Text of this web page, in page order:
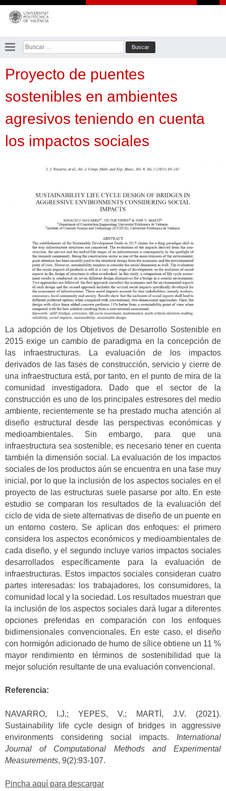
Saltar
contenido
Buscar:
Proyecto de puentes
sostenibles en ambientes
agresivos teniendo en cuenta
los impactos sociales
La adopción de los Objetivos de Desarrollo Sostenible en
2015 exige un cambio de paradigma en la concepción de
las infraestructuras. La evaluación de los impactos
derivados de las fases de construcción, servicio y cierre de
una infraestructura está, por tanto, en el punto de mira de la
comunidad investigadora. Dado que el sector de la
construcción es uno de los principales estresores del medio
ambiente, recientemente se ha prestado mucha atención al
diseño estructural desde las perspectivas económicas y
medioambientales. Sin embargo, para que una
infraestructura sea sostenible, es necesario tener en cuenta
también la dimensión social. La evaluación de los impactos
sociales de los productos aún se encuentra en una fase muy
inicial, por lo que la inclusión de los aspectos sociales en el
proyecto de las estructuras suele pasarse por alto. En este
estudio se comparan los resultados de la evaluación del
ciclo de vida de siete alternativas de diseño de un puente en
un entorno costero. Se aplican dos enfoques: el primero
considera los aspectos económicos y medioambientales de
cada diseño, y el segundo incluye varios impactos sociales
desarrollados específicamente para la evaluación de
infraestructuras. Estos impactos sociales consideran cuatro
partes interesadas: los trabajadores, los consumidores, la
comunidad local y la sociedad. Los resultados muestran que
la inclusión de los aspectos sociales dará lugar a diferentes
opciones preferidas en comparación con los enfoques
bidimensionales convencionales. En este caso, el diseño
con hormigón adicionado de humo de sílice obtiene un 11 %
mayor rendimiento en términos de sostenibilidad que la
mejor solución resultante de una evaluación convencional.
Referencia:
NAVARRO, I.J.; YEPES, V.; MARTÍ, J.V. (2021).
Sustainability life cycle design of bridges in aggressive
environments considering social impacts. International
Journal of Computational Methods and Experimental
Measurements, 9(2):93-107.
Pincha aquí para descargar